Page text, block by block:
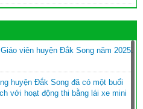
viên huyện Đắk Song năm 2025.
huyện Đắk Song đã có một buổi
với hoạt động thi bằng lái xe mini